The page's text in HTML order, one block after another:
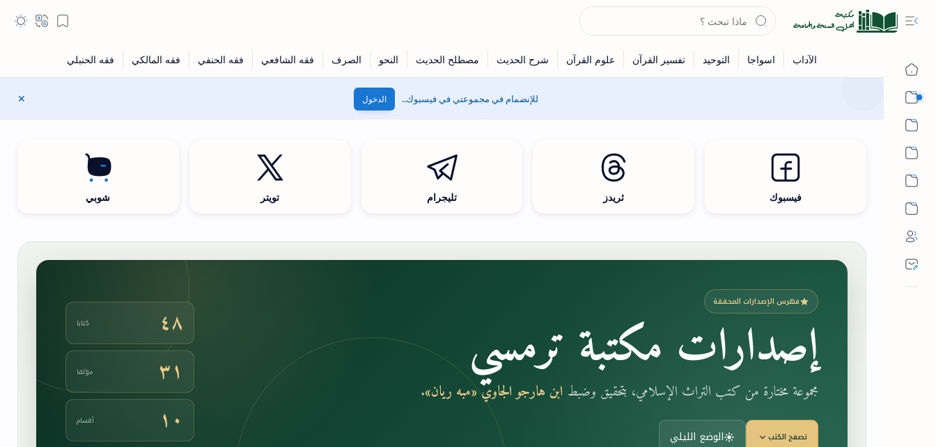
للإنضمام في مجموعتي في فيسبوك.. الدخول
فيسبوك ثريدز تليجرام تويتر شوبي
فهرس الإصدارات المحققة
إصدارات مكتبة ترمسي
مجموعة مختارة من كتب التراث الإسلامي، بتحقيق وضبط ابن هارجو الجاوي «مبه ريان».
تصفح الكتب الوضع الليلي
٤٨ كتابا
٣١ مؤلفا
١٠ أقسام